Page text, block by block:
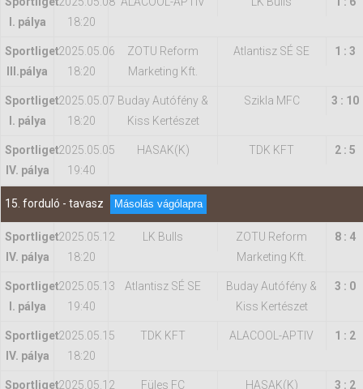
I. pálya
18:20
Sportliget
IIl.pálya
2025.05.06
18:20
ZOTU Reform
Marketing Kft.
Atlantisz SÉ SE 1 : 3
Sportliget
I. pálya
2025.05.07
18:20
Buday Autófény &
Kiss Kertészet
Szikla MFC 3 : 10
Sportliget
IV. pálya
2025.05.05
19:40
HASAK(K) TDK KFT 2 : 5
15. forduló - tavasz Másolás vágólapra
Sportliget
IV. pálya
2025.05.12
18:20
LK Bulls
ZOTU Reform
Marketing Kft.
8 : 4
Sportliget
I. pálya
2025.05.13
19:40
Atlantisz SÉ SE
Buday Autófény &
Kiss Kertészet
3 : 0
Sportliget
IV. pálya
2025.05.15
18:20
TDK KFT ALACOOL-APTIV 1 : 2
Sportliget2025.05.12
Füles FC HASAK(K) 3 : 2